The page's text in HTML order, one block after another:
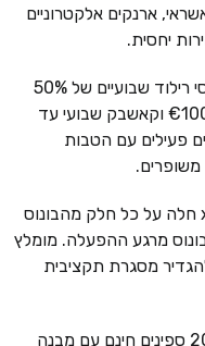
ארנקים אלקטרוניים
יחסית.
לשחקנים קבועים, RoySpins מציע בונוסי רילוד שבועיים של 50%
עד €100, בונוס קריפטו של 150% עד €100 וקאשבק שבועי עד
פעילים עם הטבות
חשוב לשים לב שדרישת ההימור של x30 חלה על כל חלק מהבונוס
3 ימים לניצול הבונוס מרגע ההפעלה. מומלץ
מסגרת תקציבית
חבילת קבלת פנים עד 250% + 200 ספינים חינם עם מבנה